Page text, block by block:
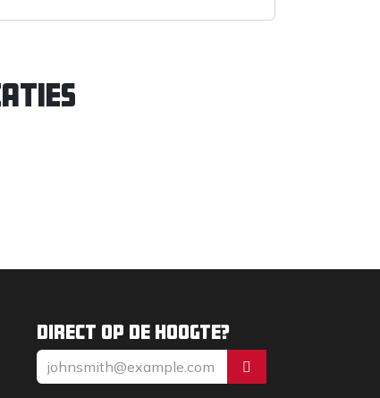
Direct op de hoogte?